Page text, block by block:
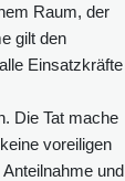
Raum, der
gilt den
Einsatzkräfte
Die Tat mache
voreiligen
und